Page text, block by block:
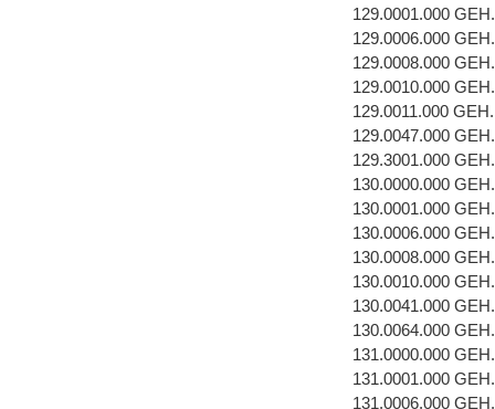
129.0001.000
129.0006.000
129.0008.000
129.0010.000
129.0011.000
129.0047.000
129.3001.000
130.0000.000
130.0001.000
130.0006.000
130.0008.000
130.0010.000
130.0041.000
130.0064.000
131.0000.000
131.0001.000
131.0006.000